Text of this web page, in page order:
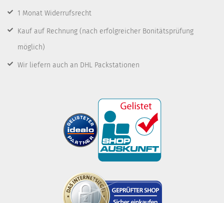
1 Monat Widerrufsrecht
Kauf auf Rechnung (nach erfolgreicher Bonitätsprüfung
möglich)
Wir liefern auch an DHL Packstationen